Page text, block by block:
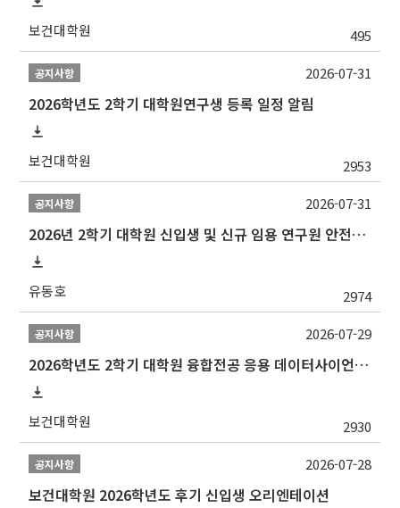
보건대학원 495
공지사항
2026학년도 2학기 대학원연구생 등록 일정 알림
보건대학원 2953
2026-07-31
공지사항
2026년 2학기 대학원 신입생 및 신규 임용 연구원 안전환경교육(신규교육) 실시 안내
유동호 2974
2026-07-31
공지사항
2026학년도 2학기 대학원 융합전공 응용 데이터사이언스 선발 계획 알림
보건대학원 2930
2026-07-29
공지사항
보건대학원 2026학년도 후기 신입생 오리엔테이션
2026-07-28